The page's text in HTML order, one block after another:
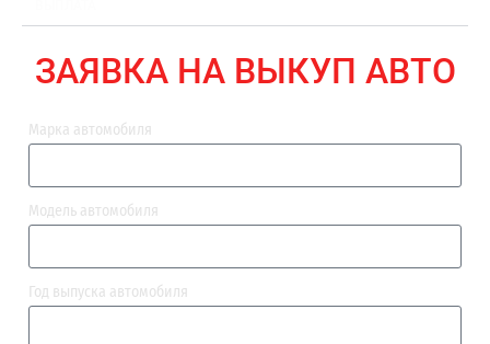
ЗАЯВКА НА ВЫКУП АВТО
Марка автомобиля
Модель автомобиля
Год выпуска автомобиля